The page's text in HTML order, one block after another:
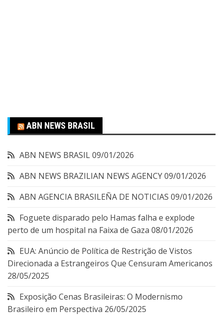
ABN NEWS BRASIL
ABN NEWS BRASIL09/01/2026
ABN NEWS BRAZILIAN NEWS AGENCY09/01/2026
ABN AGENCIA BRASILEÑA DE NOTICIAS 09/01/2026
Foguete disparado pelo Hamas falha e explode
perto de um hospital na Faixa de Gaza 08/01/2026
EUA: Anúncio de Política de Restrição de Vistos
Direcionada a Estrangeiros Que Censuram Americanos
28/05/2025
Exposição Cenas Brasileiras: O Modernismo
Brasileiro em Perspectiva 26/05/2025